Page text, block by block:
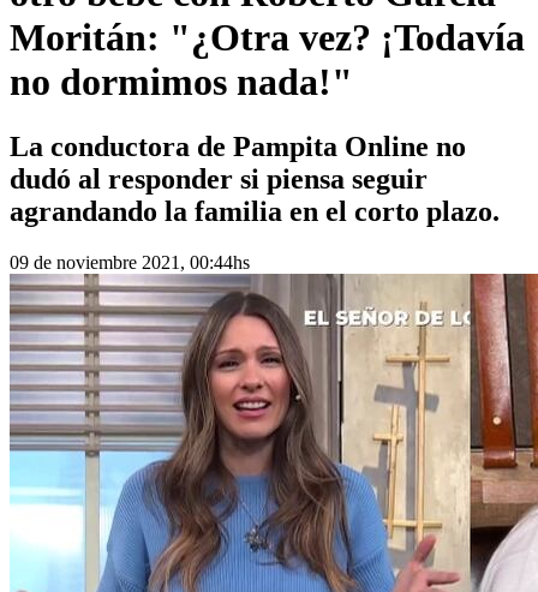
Moritán: "¿Otra vez? ¡Todavía
no dormimos nada!"
La conductora de Pampita Online no
dudó al responder si piensa seguir
agrandando la familia en el corto plazo.
09 de noviembre 2021, 00:44hs